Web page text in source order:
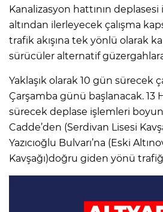
Kanalizasyon hattının deplasesi
altından ilerleyecek çalışma
trafik akışına tek yönlü olarak
sürücüler alternatif
Yaklaşık olarak 10 gün sürecek
Çarşamba günü başlanacak. 13
sürecek deplase işlemleri
Cadde’den (Serdivan Lisesi
Yazıcıoğlu Bulvarı’na (Eski
Kavşağı)doğru giden yönü